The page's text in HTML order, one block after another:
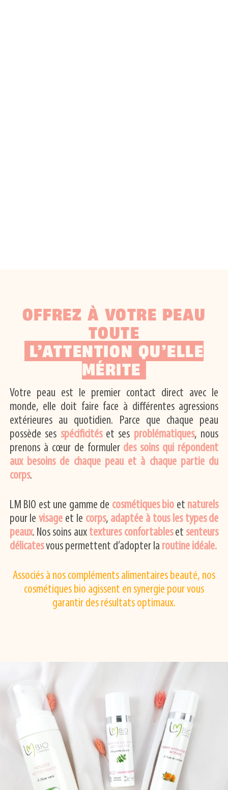
OFFREZ À VOTRE PEAU
TOUTE
L’ATTENTION QU’ELLE
MÉRITE
Votre peau est le premier contact direct avec le
monde, elle doit faire face à différentes agressions
extérieures au quotidien. Parce que chaque peau
possède ses spécificitéset ses problématiques, nous
prenons à cœur de formulerdes soins qui répondent
aux besoins de chaque peau et à chaque partie du
corps.
LM BIO est une gamme de cosmétiques bio et naturels
pour levisage et le corps, adaptée à tous les types de
peaux. Nos soins aux textures confortableset senteurs
délicatesvous permettent d’adopter la routine idéale.
Associés à nos compléments alimentaires beauté, nos
cosmétiques bio agissent en synergie pour vous
garantir des résultats optimaux.